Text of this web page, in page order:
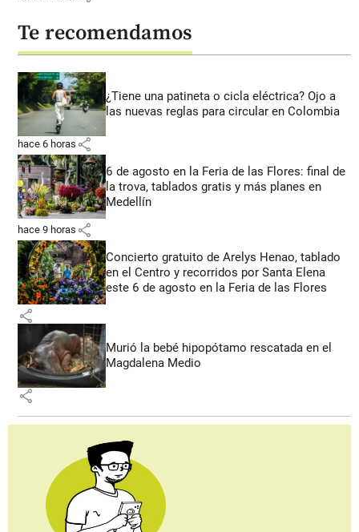
Te recomendamos
¿Tiene una patineta o cicla eléctrica? Ojo a
las nuevas reglas para circular en Colombia
hace 6 horas share
6 de agosto en la Feria de las Flores: final de
la trova, tablados gratis y más planes en
Medellín
hace 9 horas share
Concierto gratuito de Arelys Henao, tablado
en el Centro y recorridos por Santa Elena
este 6 de agosto en la Feria de las Flores
share
Murió la bebé hipopótamo rescatada en el
Magdalena Medio
share